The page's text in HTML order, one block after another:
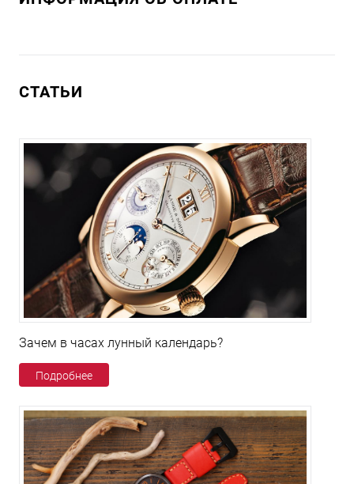
СТАТЬИ
Зачем в часах лунный календарь?
Подробнее